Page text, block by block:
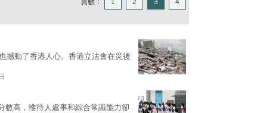
頁數： 1 2 3 4
撼動了香港人心。香港立法會在災後
數高，惟待人處事和綜合常識能力卻